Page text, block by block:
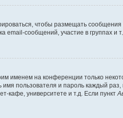
чтобы размещать
сообщений, участие в группах и
именем на конференции только
имя пользователя и пароль каждый
кафе, университете и т.д. Если пункт